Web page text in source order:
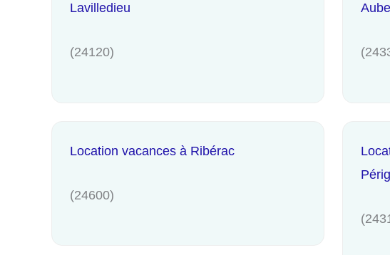
Lavilledieu
(24120)
Location vacances à Ribérac
(24600)